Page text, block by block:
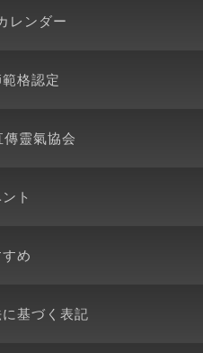
レンダー
格認定
靈氣協会
ト
め
基づく表記